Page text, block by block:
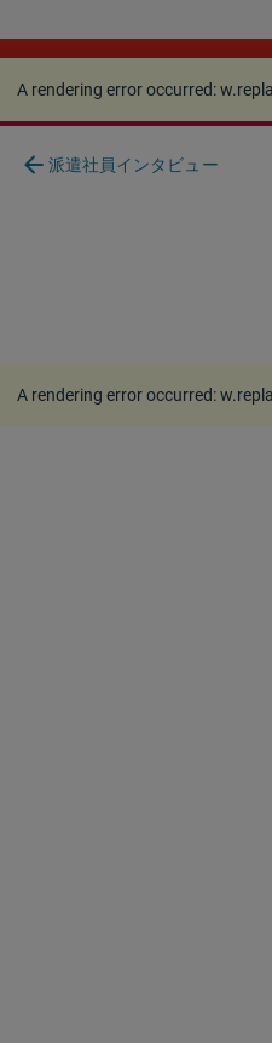
A rendering error
function.
A rendering error occurred:
arrow_back 派遣社員インタビュー
A rendering error occurred: